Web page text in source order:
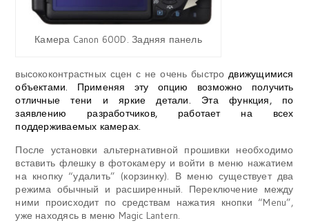
Камера Canon 600D. Задняя панель
высококонтрастных сцен с не очень быстродвижущимися
объектами. Применяя эту опцию возможно получить
отличные тени и яркие детали. Эта функция, по
заявлению разработчиков, работает на всех
поддерживаемых камерах.
После установки альтернативной прошивки необходимо
вставить флешку в фотокамеру и войти в меню нажатием
на кнопку “удалить” (корзинку). В меню существует два
режима обычный и расширенный. Переключение между
ними происходит по средствам нажатия кнопки “Menu”,
уже находясь в меню Magic Lantern.